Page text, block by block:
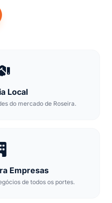
Local
do mercado de Roseira.
Empresas
de todos os portes.